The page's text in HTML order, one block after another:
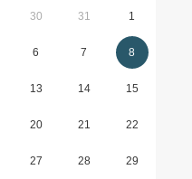
30 31 1
6 7 8
13 14 15
20 21 22
27 28 29